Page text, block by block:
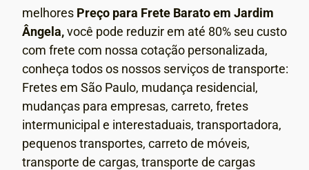
melhores Preço para Frete Barato em Jardim
Ângela,você pode reduzir em até 80% seu custo
com frete com nossa cotação personalizada,
conheça todos os nossos serviços de transporte:
Fretes em São Paulo, mudança residencial,
mudanças para empresas, carreto, fretes
intermunicipal e interestaduais, transportadora,
pequenos transportes, carreto de móveis,
transporte de cargas, transporte de cargas